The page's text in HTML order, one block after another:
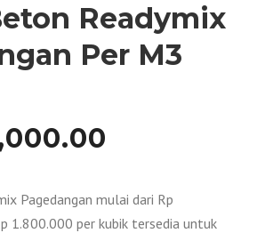
Readymix
Per M3
Pagedangan mulai dari Rp
1.800.000 per kubik tersedia untuk